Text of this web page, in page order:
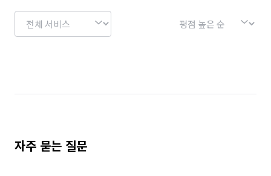
자주 묻는 질문